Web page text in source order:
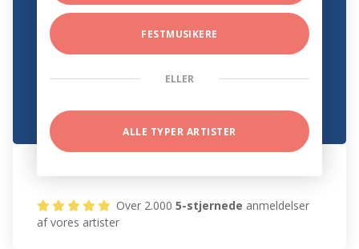
FESTMUSIKERE
ELLER
ALLE TYPER ARTISTER
Over 2.0005-stjernede anmeldelser
af vores artister